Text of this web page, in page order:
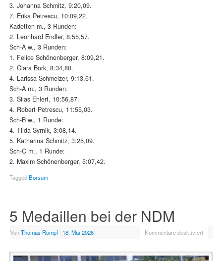
3. Johanna Schmitz, 9:20,09.
7. Erika Petrescu, 10:09,22.
Kadetten m., 3 Runden:
2. Leonhard Endler, 8:55,57.
Sch-A w., 3 Runden:
1. Felice Schönenberger, 8:09,21.
2. Clara Bork, 8:34,80.
4. Larissa Schmelzer, 9:13,61.
Sch-A m., 3 Runden:
3. Silas Ehlert, 10:56,87.
4. Robert Petrescu, 11:55,03.
Sch-B w., 1 Runde:
4. Tilda Syrnik, 3:08,14.
5. Katharina Schmitz, 3:25,09.
Sch-C m., 1 Runde:
2. Maxim Schönenberger, 5:07,42.
TaggedBorsum
5 Medaillen bei der NDM
VonThomas Rumpf | 18. Mai 2026 | Kommentare deaktiviert